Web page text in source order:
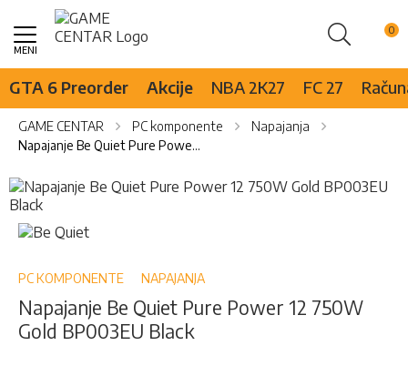
Pretraži
Skip
Content
GTA 6 Preorder Akcije NBA 2K27 FC 27
GAME CENTAR PC komponente
Napajanja
Napajanje Be Quiet Pure Power 12 750W Gold BP003EU Black
Skip
to
the
end
the
gallery
Skip
to
beginning
the
images
PC KOMPONENTE NAPAJANJA
Napajanje Be Quiet Pure Power 12 750W
Gold BP003EU Black